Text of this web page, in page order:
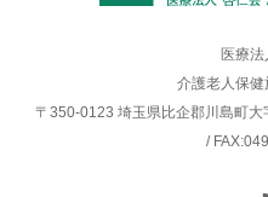
医療
介護老人保
〒350-0123 埼玉県比企郡川島町
/